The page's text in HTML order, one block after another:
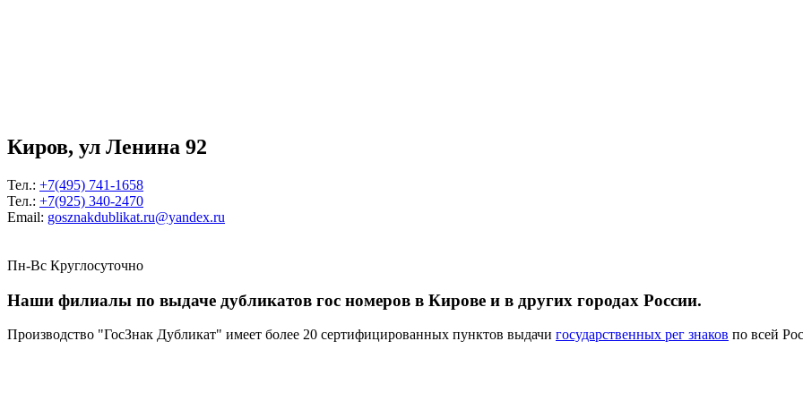
Киров, ул Ленина 92
Тел.: +7(495) 741-1658
Тел.: +7(925) 340-2470
Email: gosznakdublikat.ru@yandex.ru
Пн-Вс Круглосуточно
Наши филиалы по выдаче дубликатов гос номеров в Кирове и в других городах России.
Производство "ГосЗнак Дубликат" имеет более 20 сертифицированных пунктов выдачи государственных рег знаков по всей